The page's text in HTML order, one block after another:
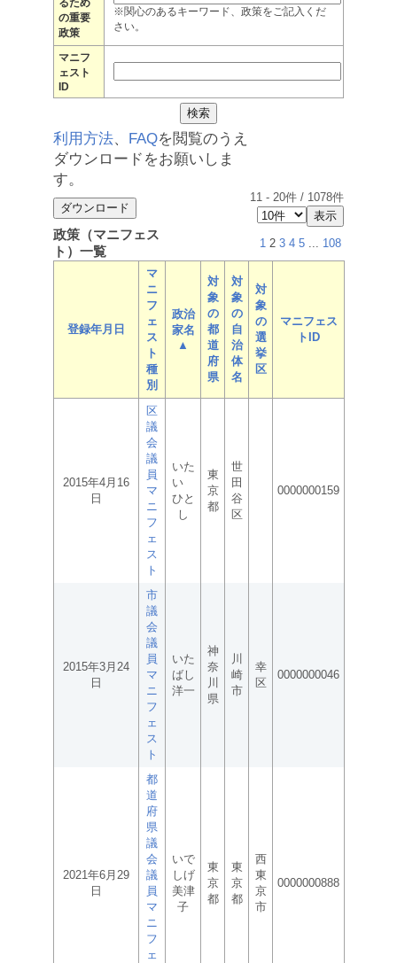
るため
の重要
政策
※関心のあるキーワード、政策をご記入くだ
さい。
マニフ
ェスト
ID
利用方法、 FAQを閲覧のうえ
ダウンロードをお願いしま
す。
11 - 20件 / 1078件
政策（マニフェス
ト）一覧
1 2 3 4 5 ... 108
登録年月日
マ
ニ
フ
ェ
ス
ト
種
別
政治
家名
▲
対
象
の
都
道
府
県
対
象
の
自
治
体
名
対
象
の
選
挙
区
マニフェス
トID
2015年4月16
日
区
議
会
議
員
マ
ニ
フ
ェ
ス
ト
いた
い
ひと
し
東
京
都
世
田
谷
区
0000000159
2015年3月24
日
市
議
会
議
員
マ
ニ
フ
ェ
ス
ト
いた
ばし
洋一
神
奈
川
県
川
崎
市
幸
区
0000000046
2021年6月29
日
都
道
府
県
議
会
議
員
マ
ニ
フ
ェ
いで
しげ
美津
子
東
京
都
東
京
都
西
東
京
市
0000000888